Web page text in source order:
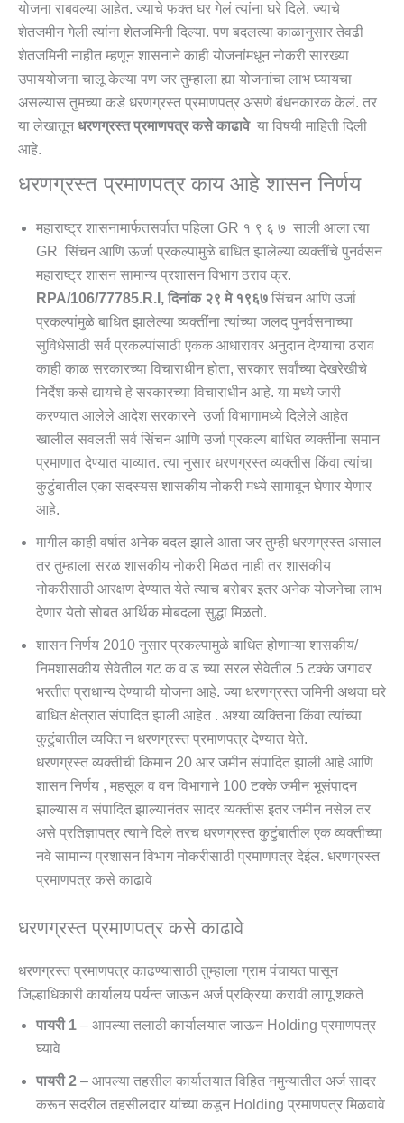
योजना राबवल्या आहेत. ज्याचे फक्त घर गेलं त्यांना घरे दिले. ज्याचे
शेतजमीन गेली त्यांना शेतजमिनी दिल्या. पण बदलत्या काळानुसार तेवढी
शेतजमिनी नाहीत म्हणून शासनाने काही योजनांमधून नोकरी सारख्या
उपाययोजना चालू केल्या पण जर तुम्हाला ह्या योजनांचा लाभ घ्यायचा
असल्यास तुमच्या कडे धरणग्रस्त प्रमाणपत्र असणे बंधनकारक केलं. तर
या लेखातूनधरणग्रस्त प्रमाणपत्र कसे काढावेया विषयी माहिती दिली
आहे.
धरणग्रस्त प्रमाणपत्र काय आहे शासन निर्णय
महाराष्ट्र शासनामार्फतसर्वात पहिला GR १ ९ ६ ७ साली आला त्या
GR सिंचन आणि ऊर्जा प्रकल्पामुळे बाधित झालेल्या व्यक्तींचे पुनर्वसन
महाराष्ट्र शासन सामान्य प्रशासन विभाग ठराव क्र.
RPA/106/77785.R.I, दिनांक २९ मे १९६७ सिंचन आणि उर्जा
प्रकल्पांमुळे बाधित झालेल्या व्यक्तींना त्यांच्या जलद पुनर्वसनाच्या
सुविधेसाठी सर्व प्रकल्पांसाठी एकक आधारावर अनुदान देण्याचा ठराव
काही काळ सरकारच्या विचाराधीन होता, सरकार सर्वांच्या देखरेखीचे
निर्देश कसे द्यायचे हे सरकारच्या विचाराधीन आहे. या मध्ये जारी
करण्यात आलेले आदेश सरकारने उर्जा विभागामध्ये दिलेले आहेत
खालील सवलती सर्व सिंचन आणि उर्जा प्रकल्प बाधित व्यक्तींना समान
प्रमाणात देण्यात याव्यात. त्या नुसार धरणग्रस्त व्यक्तीस किंवा त्यांचा
कुटुंबातील एका सदस्यस शासकीय नोकरी मध्ये सामावून घेणार येणार
आहे.
मागील काही वर्षात अनेक बदल झाले आता जर तुम्ही धरणग्रस्त असाल
तर तुम्हाला सरळ शासकीय नोकरी मिळत नाही तर शासकीय
नोकरीसाठी आरक्षण देण्यात येते त्याच बरोबर इतर अनेक योजनेचा लाभ
देणार येतो सोबत आर्थिक मोबदला सुद्धा मिळतो.
शासन निर्णय 2010 नुसार प्रकल्पामुळे बाधित होणाऱ्या शासकीय/
निमशासकीय सेवेतील गट क व ड च्या सरल सेवेतील 5 टक्के जगावर
भरतीत प्राधान्य देण्याची योजना आहे. ज्या धरणग्रस्त जमिनी अथवा घरे
बाधित क्षेत्रात संपादित झाली आहेत . अश्या व्यक्तिना किंवा त्यांच्या
कुटुंबातील व्यक्ति न धरणग्रस्त प्रमाणपत्र देण्यात येते.
धरणग्रस्त व्यक्तीची किमान 20 आर जमीन संपादित झाली आहे आणि
शासन निर्णय , महसूल व वन विभागाने 100 टक्के जमीन भूसंपादन
झाल्यास व संपादित झाल्यानंतर सादर व्यक्तीस इतर जमीन नसेल तर
असे प्रतिज्ञापत्र त्याने दिले तरच धरणग्रस्त कुटुंबातील एक व्यक्तीच्या
नवे सामान्य प्रशासन विभाग नोकरीसाठी प्रमाणपत्र देईल. धरणग्रस्त
प्रमाणपत्र कसे काढावे
धरणग्रस्त प्रमाणपत्र कसे काढावे
धरणग्रस्त प्रमाणपत्र काढण्यासाठी तुम्हाला ग्राम पंचायत पासून
जिल्हाधिकारी कार्यालय पर्यन्त जाऊन अर्ज प्रक्रिया करावी लागू शकते
पायरी 1 – आपल्या तलाठी कार्यालयात जाऊन Holding प्रमाणपत्र
घ्यावे
पायरी 2 – आपल्या तहसील कार्यालयात विहित नमुन्यातील अर्ज सादर
करून सदरील तहसीलदार यांच्या कडून Holding प्रमाणपत्र मिळवावे